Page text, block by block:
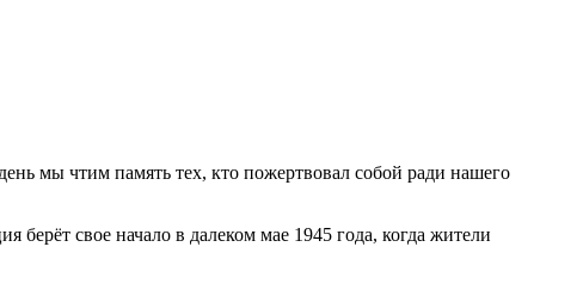
мы чтим память тех, кто пожертвовал собой ради нашего
свое начало в далеком мае 1945 года, когда жители